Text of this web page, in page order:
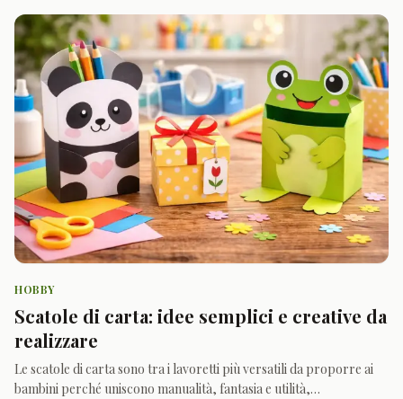
e un po’ di fantasia per trasforma
HOBBY
Scatole di carta: idee semplici e creative da
realizzare
Le scatole di carta sono tra i lavoretti più versatili da proporre ai
bambini perché uniscono manualità, fantasia e utilità,